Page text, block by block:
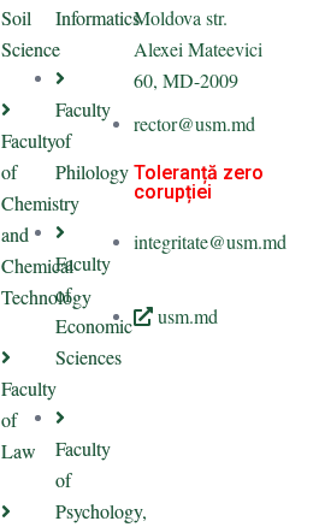
Soil
Science
Faculty
of
Chemistry
and
Chemical
Technology
Faculty
of
Law
Informatics
Faculty
of
Philology
Faculty
of
Economic
Sciences
Faculty
of
Psychology,
Moldova str.
Alexei Mateevici
60, MD-2009
rector@usm.md
Toleranță zero
corupției
integritate@usm.md
usm.md